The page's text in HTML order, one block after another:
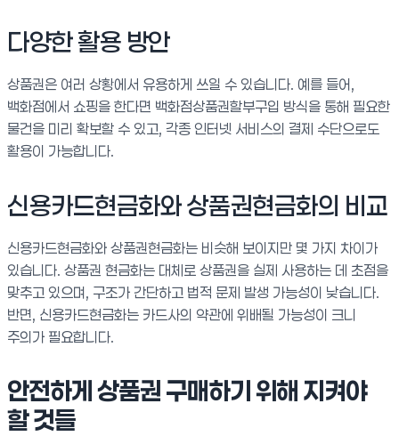
다양한 활용 방안
상품권은 여러 상황에서 유용하게 쓰일 수 있습니다. 예를 들어,
백화점에서 쇼핑을 한다면 백화점상품권할부구입 방식을 통해 필요한
물건을 미리 확보할 수 있고, 각종 인터넷 서비스의 결제 수단으로도
활용이 가능합니다.
신용카드현금화와 상품권현금화의 비교
신용카드현금화와 상품권현금화는 비슷해 보이지만 몇 가지 차이가
있습니다. 상품권 현금화는 대체로 상품권을 실제 사용하는 데 초점을
맞추고 있으며, 구조가 간단하고 법적 문제 발생 가능성이 낮습니다.
반면, 신용카드현금화는 카드사의 약관에 위배될 가능성이 크니
주의가 필요합니다.
안전하게 상품권 구매하기 위해 지켜야
할 것들